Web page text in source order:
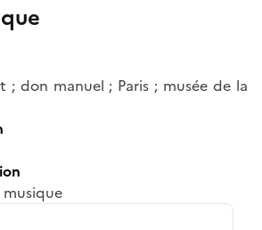
don manuel ; Paris ; musée de la
musique